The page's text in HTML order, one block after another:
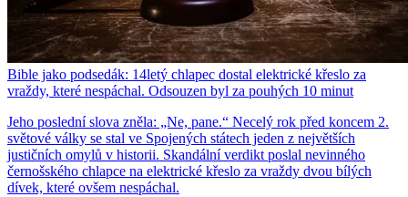
Bible jako podsedák: 14letý chlapec dostal elektrické křeslo za
vraždy, které nespáchal. Odsouzen byl za pouhých 10 minut
Jeho poslední slova zněla: „Ne, pane.“ Necelý rok před koncem 2.
světové války se stal ve Spojených státech jeden z největších
justičních omylů v historii. Skandální verdikt poslal nevinného
černošského chlapce na elektrické křeslo za vraždy dvou bílých
dívek, které ovšem nespáchal.